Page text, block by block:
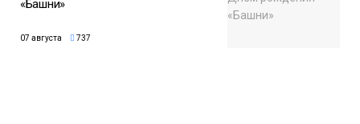
«Башни»
07 августа 737